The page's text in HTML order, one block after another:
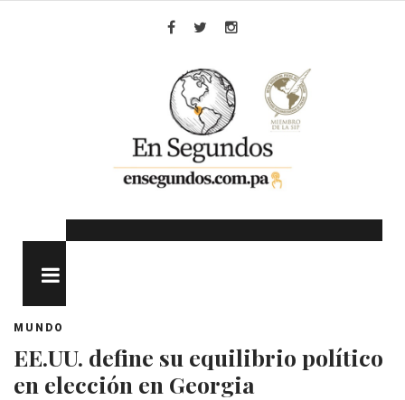
MUNDO
EE.UU. define su equilibrio político
en elección en Georgia